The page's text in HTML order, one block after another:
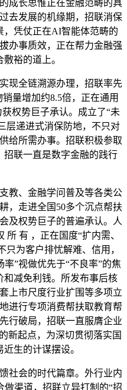
成长思惟正在金融范畴的具
去发展的机缘期，招联消保
，凭仗正在AI智能体范畴的
办事质效，正在帮力金融强
裕的道上。
全链溯源办理，招联率先
量增加约8.5倍，正在通用
权势巨子承认。成立了“未
层递进式消保防地，不只对
给所需办事。招联积极参取
招联一直是数字金融的践行
、金融学问普及等各类公
，走进全国50多个沉点帮扶
及权势巨子的普遍承认。人
所 有 ，正在国度“扩内需、
为客户排忧解难、信用，
”视做优先于“不良率”的焦
和减免利钱。所发布事后核
上市尺度行业扩围等多项立
进行专项消费帮扶取教育帮
行破局，招联一直服膺企业
新起点，为深切贯彻落实国
生的计谋摆设。
会的时代篇章。外行业内
做渠道，招联立异打制的“招